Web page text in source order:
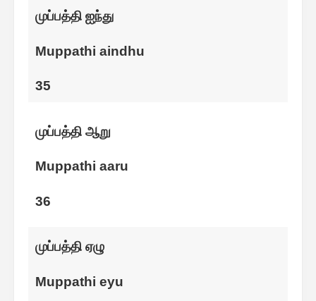
முப்பத்தி ஐந்து
Muppathi aindhu
35
முப்பத்தி ஆறு
Muppathi aaru
36
முப்பத்தி ஏழு
Muppathi eyu